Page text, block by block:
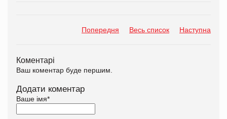
Попередня Весь список Наступна
Коментарі
Ваш коментар буде першим.
Додати коментар
Ваше імя*